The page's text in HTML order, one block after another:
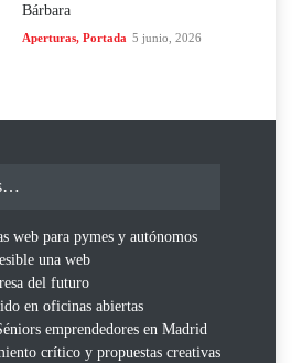
Bárbara
Aperturas, Portada 5 junio, 2026
web para pymes y autónomos
una web
del futuro
en oficinas abiertas
emprendedores en Madrid
crítico y propuestas creativas